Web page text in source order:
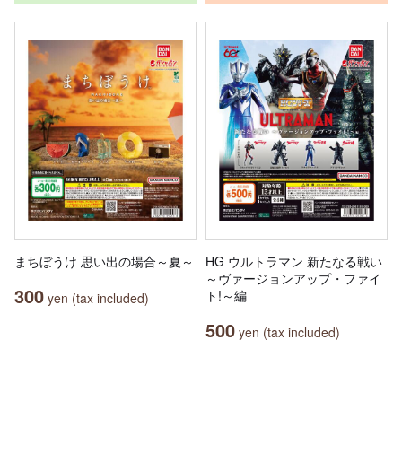
まちぼうけ 思い出の場合～夏～
300 yen (tax included)
HG ウルトラマン 新たなる戦い
～ヴァージョンアップ・ファイ
ト!～編
500 yen (tax included)